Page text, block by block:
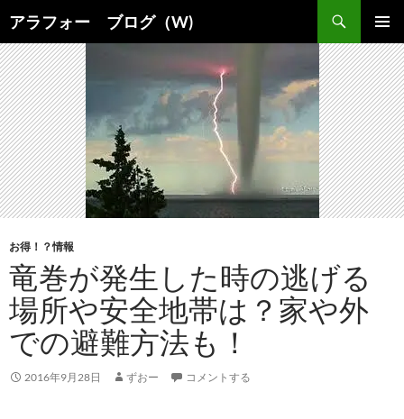
ン
テ
ン
ツ
へ
ス
キ
ッ
プ
アラフォー ブログ（W)
索
メインメ
ニュー
お得！？情報
竜巻が発生した時の逃げる
場所や安全地帯は？家や外
での避難方法も！
2016年9月28日 ずおー コメントする